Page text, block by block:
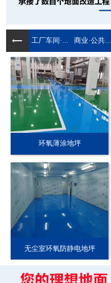
工厂车间·... 商业·公共...
环氧薄涂地坪
无尘室环氧防静电地坪